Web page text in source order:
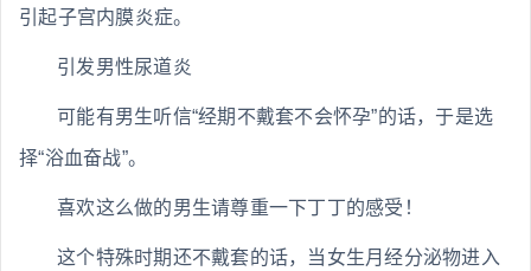
引起子宫内膜炎症。
引发男性尿道炎
可能有男生听信“经期不戴套不会怀孕”的话，于是选
择“浴血奋战”。
喜欢这么做的男生请尊重一下丁丁的感受！
这个特殊时期还不戴套的话，当女生月经分泌物进入